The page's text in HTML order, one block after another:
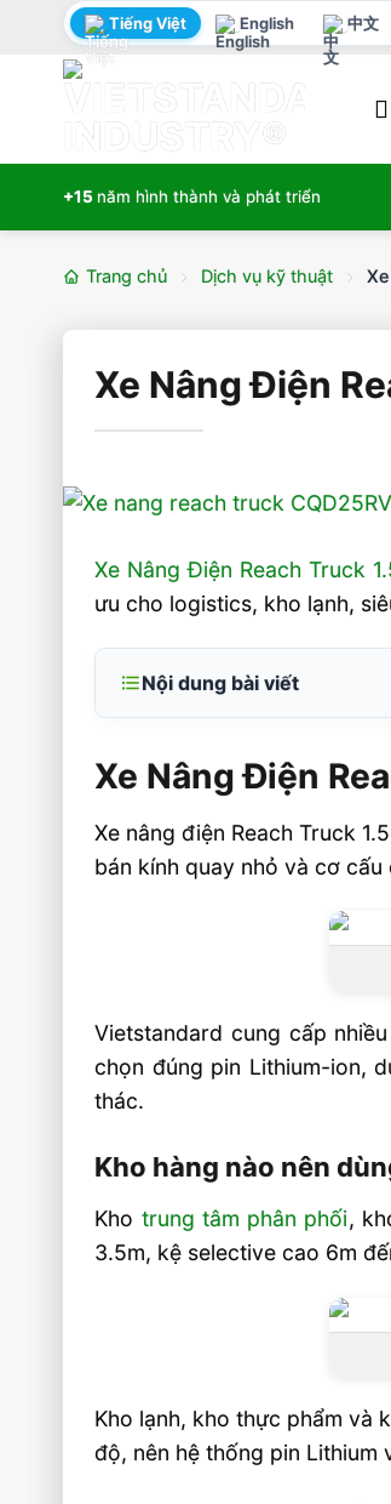
Tiếng Việt English 中文
+15 năm hình thành và phát triển
Trang chủ Dịch vụ kỹ thuật
Xe Nâng Điện
Xe Nâng Điện Reach Truck
ưu cho logistics, kho lạnh,
Nội dung bài viết
Hàng Nào?
Thông số kỹ thuật
hành?
Tiêu chí chọn
Tấn FAQ
Xe nâng Reach
Reach Truck 1.5 tấn
chì?
Chiều cao nâng bao
Video: Xe Nâng Điện
Xe Nâng Điện
Xe nâng điện Reach Truck
bán kính quay nhỏ và cơ
Vietstandard cung cấp
chọn đúng pin Lithium-ion,
thác.
Kho hàng nào nên
Kho trung tâm phân phối,
3.5m, kệ selective cao 6m
Kho lạnh, kho thực phẩm và
độ, nên hệ thống pin Lithium